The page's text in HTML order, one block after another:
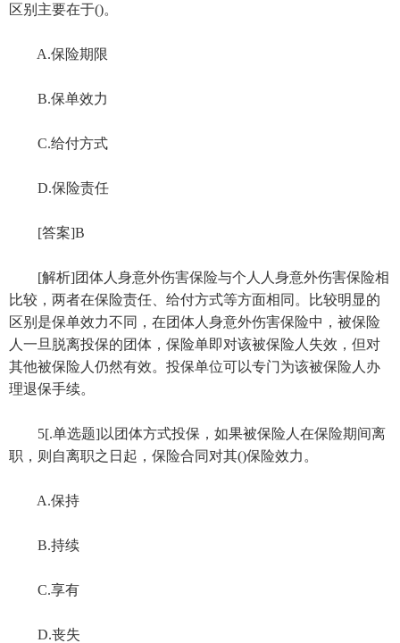
区别主要在于()。
A.保险期限
B.保单效力
C.给付方式
D.保险责任
[答案]B
[解析]团体人身意外伤害保险与个人人身意外伤害保险相
比较，两者在保险责任、给付方式等方面相同。比较明显的
区别是保单效力不同，在团体人身意外伤害保险中，被保险
人一旦脱离投保的团体，保险单即对该被保险人失效，但对
其他被保险人仍然有效。投保单位可以专门为该被保险人办
理退保手续。
5[.单选题]以团体方式投保，如果被保险人在保险期间离
职，则自离职之日起，保险合同对其()保险效力。
A.保持
B.持续
C.享有
D.丧失